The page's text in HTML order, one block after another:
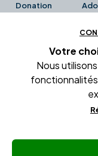
Donation
Ces avis
Business de
été
Conditions générales
Gestion des cookies
Votre
Nous
fonctionnalités